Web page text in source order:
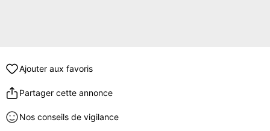
Ajouter aux favoris
Partager cette annonce
Nos conseils de vigilance